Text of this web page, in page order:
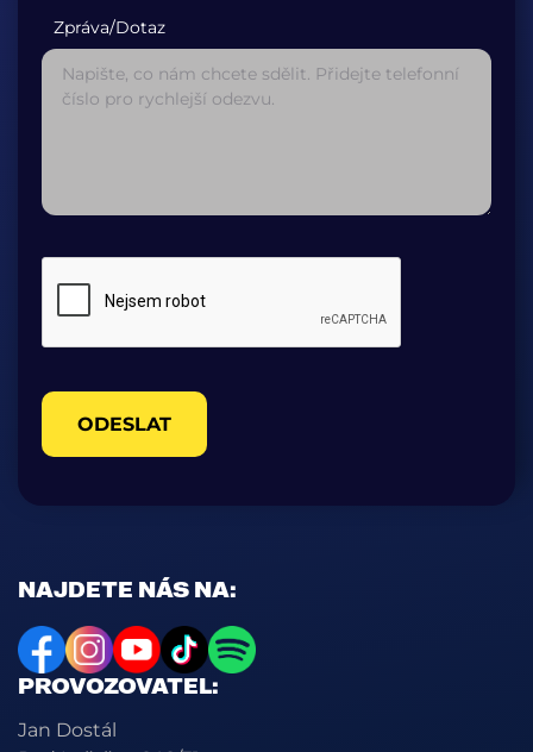
NAJDETE NÁS NA:
PROVOZOVATEL:
Jan Dostál
Zpráva/Dotaz
ODESLAT